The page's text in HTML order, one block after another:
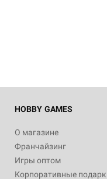
HOBBY GAMES
О магазине
Франчайзинг
Игры оптом
Корпоративные